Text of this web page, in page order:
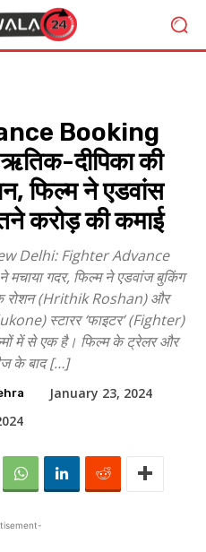
Booking
दीपिका की
फिल्म ने एडवांस
करोड़ की कमाई
Delhi: Fighter Advance
गदर, फिल्म ने एडवांज बुकिंग
रोशन (Hrithik Roshan) और
स्टारर ‘फाइटर’ (Fighter)
में से एक है। फिल्म के ट्रेलर और
के बाद […]
January 23, 2024